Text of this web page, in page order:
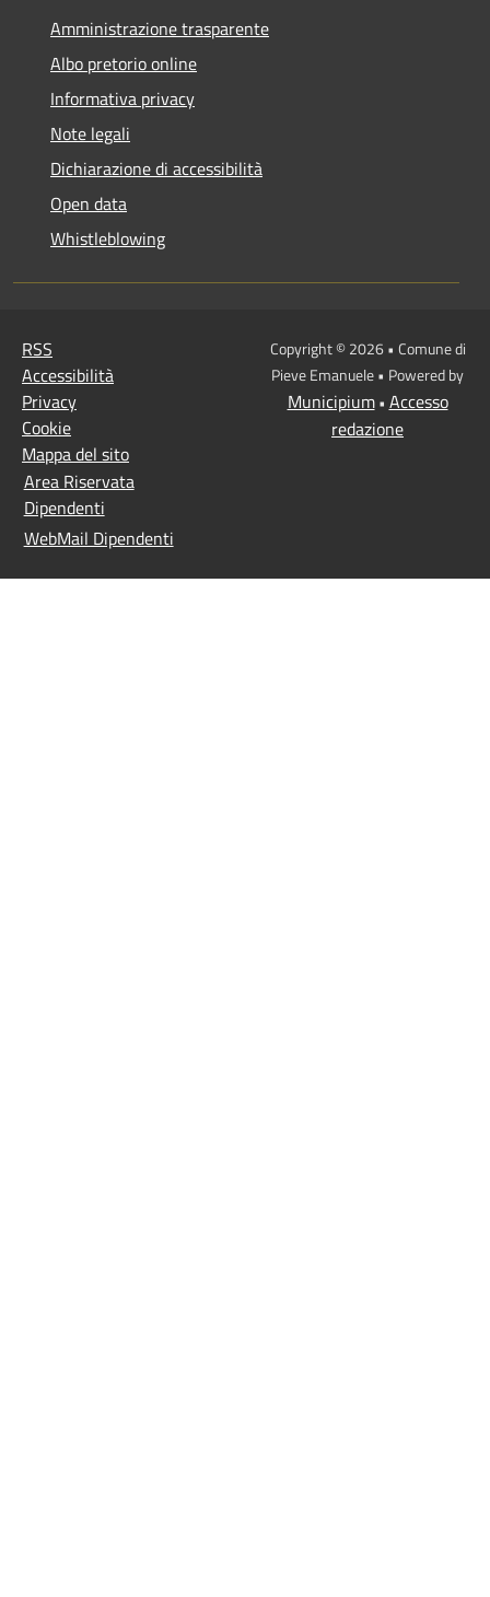
Amministrazione trasparente
Albo pretorio online
Informativa privacy
Note legali
Dichiarazione di accessibilità
Open data
Whistleblowing
RSS
Accessibilità
Privacy
Cookie
Mappa del sito
Area Riservata
Dipendenti
WebMail Dipendenti
Copyright © 2026 • Comune di
Pieve Emanuele • Powered by
Municipium• Accesso
redazione